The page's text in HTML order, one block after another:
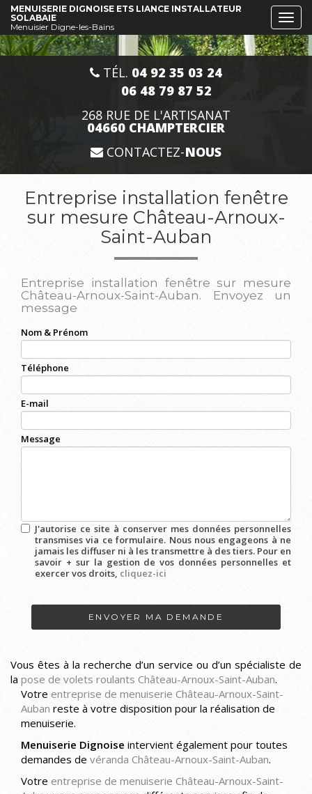
Aller
contenu
principal
MENUISERIE DIGNOISE ETS LIANCE INSTALLATEUR
SOLABAIE
Menuisier Digne-les-Bains
TÉL. 04 92 35 03 24
06 48 79 87 52
268 RUE DE L'ARTISANAT
04660 CHAMPTERCIER
CONTACTEZ-NOUS
Entreprise installation fenêtre
sur mesure Château-Arnoux-
Saint-Auban
Entreprise installation fenêtre sur mesure
Château-Arnoux-Saint-Auban.
Envoyez un
message
Nom & Prénom
Téléphone
E-mail
Message
J'autorise ce site à conserver mes données personnelles
transmises via ce formulaire. Nous nous engageons à ne
jamais les diffuser ni à les transmettre à des tiers. Pour en
savoir + sur la gestion de vos données personnelles et
exercer vos droits, cliquez-ici
ENVOYER MA DEMANDE
Vous êtes à la recherche d’un service ou d’un spécialiste de
la pose de volets roulants Château-Arnoux-Saint-Auban.
Votre entreprise de menuiserie Château-Arnoux-Saint-
Auban reste à votre disposition pour la réalisation de
menuiserie.
Menuiserie Dignoise intervient également pour toutes
demandes de véranda Château-Arnoux-Saint-Auban.
Votre entreprise de menuiserie Château-Arnoux-Saint-